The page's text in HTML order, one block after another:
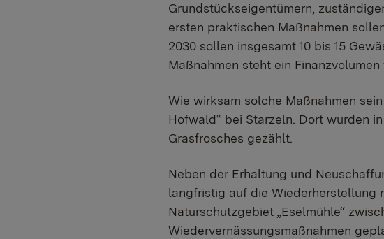
Grundstückseigentümern,
ersten praktischen Maßnahmen
2030 sollen insgesamt 10 bis 15
Maßnahmen steht ein
Wie wirksam solche Maßnahmen
Hofwald“ bei Starzeln. Dort wurden
Grasfrosches gezählt.
Neben der Erhaltung und
langfristig auf die Wiederherstellung
Naturschutzgebiet „Eselmühle“
Wiedervernässungsmaßnahmen